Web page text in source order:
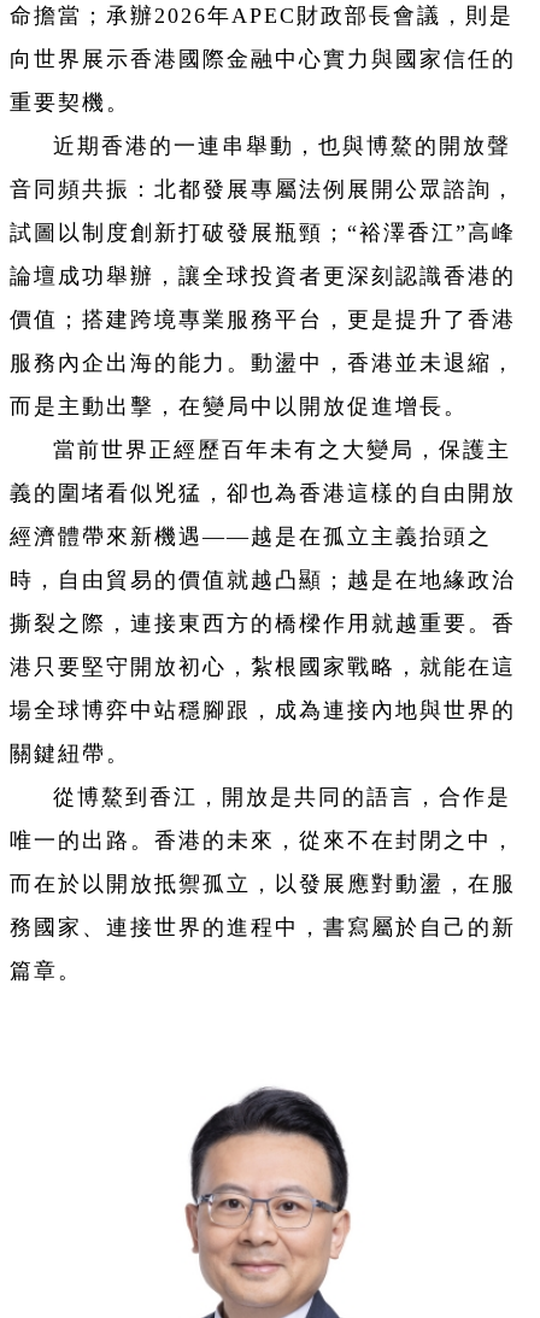
命擔當；承辦2026年APEC財政部長會議，則是
向世界展示香港國際金融中心實力與國家信任的
重要契機。
近期香港的一連串舉動，也與博鰲的開放聲
音同頻共振：北都發展專屬法例展開公眾諮詢，
試圖以制度創新打破發展瓶頸；“裕澤香江”高峰
論壇成功舉辦，讓全球投資者更深刻認識香港的
價值；搭建跨境專業服務平台，更是提升了香港
服務內企出海的能力。動盪中，香港並未退縮，
而是主動出擊，在變局中以開放促進增長。
當前世界正經歷百年未有之大變局，保護主
義的圍堵看似兇猛，卻也為香港這樣的自由開放
經濟體帶來新機遇——越是在孤立主義抬頭之
時，自由貿易的價值就越凸顯；越是在地緣政治
撕裂之際，連接東西方的橋樑作用就越重要。香
港只要堅守開放初心，紮根國家戰略，就能在這
場全球博弈中站穩腳跟，成為連接內地與世界的
關鍵紐帶。
從博鰲到香江，開放是共同的語言，合作是
唯一的出路。香港的未來，從來不在封閉之中，
而在於以開放抵禦孤立，以發展應對動盪，在服
務國家、連接世界的進程中，書寫屬於自己的新
篇章。